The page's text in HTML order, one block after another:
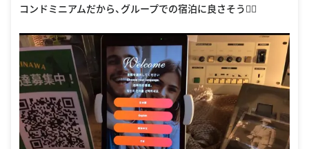
コンドミニアムだから、グループでの宿泊に良さそう🙆‍♀️